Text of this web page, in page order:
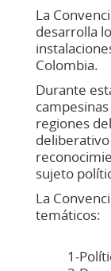
La
desarrolla
Colombia.
Durante
regiones
sujeto
La
temáticos:
1-